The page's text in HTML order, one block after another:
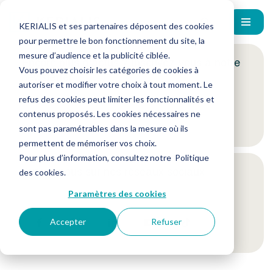
KERIALIS et ses partenaires déposent des cookies
pour permettre le bon fonctionnement du site, la
mesure d’audience et la publicité ciblée.
Vous pouvez choisir les catégories de cookies à
autoriser et modifier votre choix à tout moment. Le
refus des cookies peut limiter les fonctionnalités et
contenus proposés. Les cookies nécessaires ne
sont pas paramétrables dans la mesure où ils
permettent de mémoriser vos choix.
Pour plus d’information, consultez notre Politique
des cookies.
Paramètres des cookies
Accepter Refuser
Encore plus d'actus ? Inscrivez-vous à notre
newsletter !
Je m'inscris
Suivez-nous sur nos réseaux sociaux